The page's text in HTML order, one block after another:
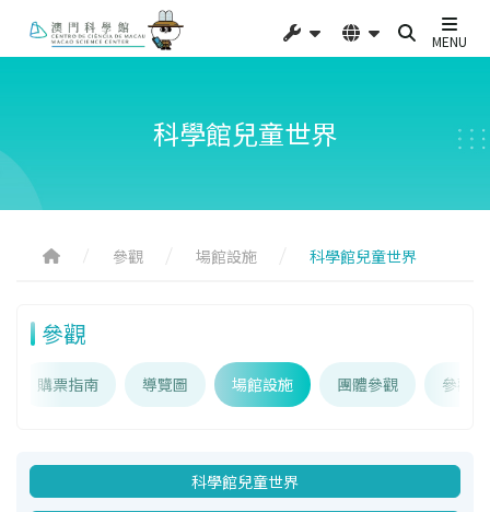
MENU
科學館兒童世界
參觀 場館設施 科學館兒童世界
參觀
購票指南 導覽圖 場館設施 團體參觀 參觀
科學館兒童世界